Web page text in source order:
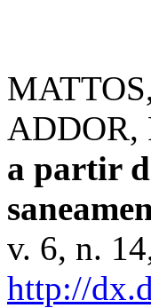
ADDOR,
a partir
v. 6, n.
http://